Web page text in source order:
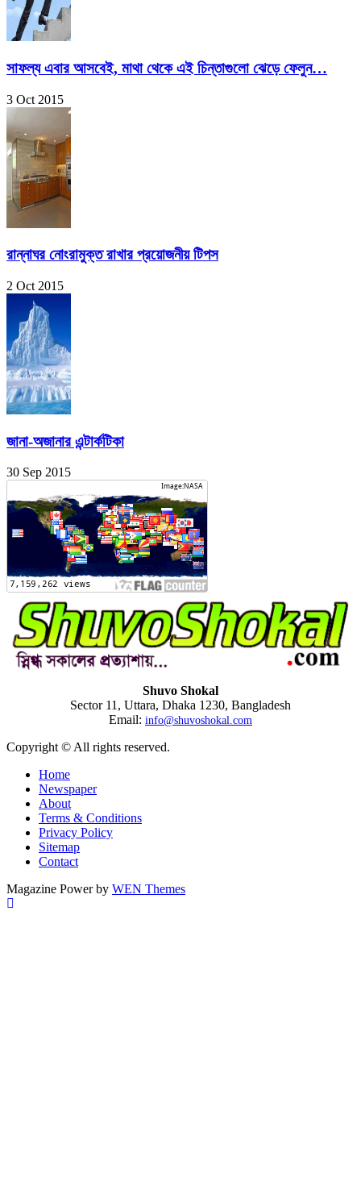
সাফল্য এবার আসবেই, মাথা থেকে এই চিন্তাগুলো ঝেড়ে ফেলুন…
3 Oct 2015
রান্নাঘর নোংরামুক্ত রাখার প্রয়োজনীয় টিপস
2 Oct 2015
জানা-অজানার এন্টার্কটিকা
30 Sep 2015
Shuvo Shokal
Sector 11, Uttara, Dhaka 1230, Bangladesh
Email: info@shuvoshokal.com
Copyright © All rights reserved.
Home
Newspaper
About
Terms & Conditions
Privacy Policy
Sitemap
Contact
Magazine Power by WEN Themes